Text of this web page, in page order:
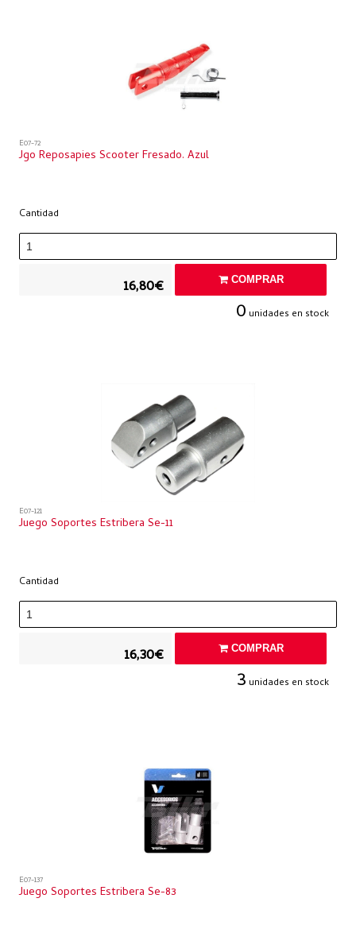
E07-72
Jgo Reposapies Scooter Fresado. Azul
Cantidad
16,80€ COMPRAR
0 unidades en stock
E07-121
Juego Soportes Estribera Se-11
Cantidad
16,30€ COMPRAR
3 unidades en stock
E07-137
Juego Soportes Estribera Se-83